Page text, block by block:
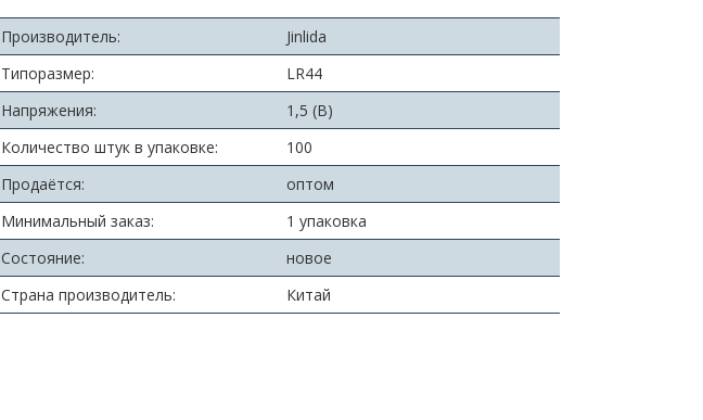
Производитель:
Jinlida
Типоразмер:
LR44
Напряжения:
1,5 (В)
Количество штук в упаковке:
100
Продаётся:
оптом
Минимальный заказ:
1 упаковка
Состояние:
новое
Страна производитель:
Китай